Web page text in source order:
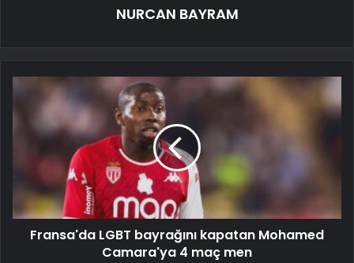
NURCAN BAYRAM
Fransa'da LGBT bayrağını kapatan Mohamed
Camara'ya 4 maç men